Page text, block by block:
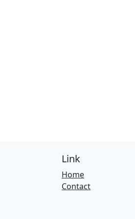
Link
Home
Contact